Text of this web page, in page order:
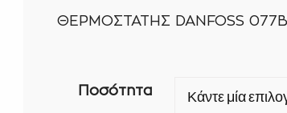
ΘΕΡΜΟΣΤΑΤΗΣ DANFOSS
Ποσότητα